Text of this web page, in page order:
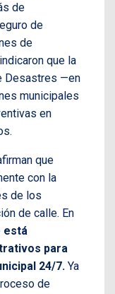
de
de
de
que la
Desastres —en
municipales
en
que
con la
de los
de calle. En
está
para
24/7. Ya
de